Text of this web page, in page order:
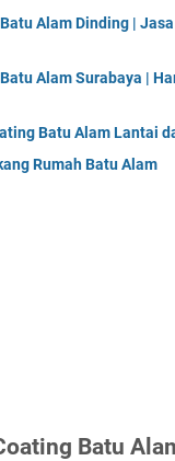
Alam Dinding |
Alam Surabaya |
Batu Alam Lantai
Rumah Batu Alam
Batu